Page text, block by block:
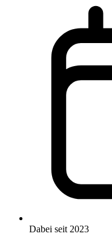
Dabei seit 2023